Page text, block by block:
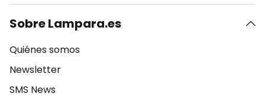
Sobre Lampara.es
Quiénes somos
Newsletter
SMS News